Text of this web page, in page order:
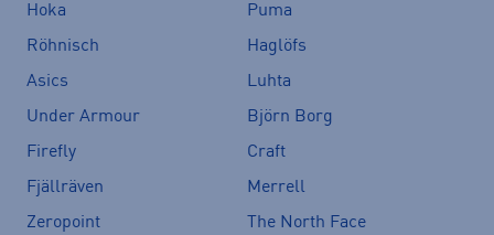
Hoka
Puma
Röhnisch
Haglöfs
Asics
Luhta
Under Armour
Björn Borg
Firefly
Craft
Fjällräven
Merrell
Zeropoint
The North Face